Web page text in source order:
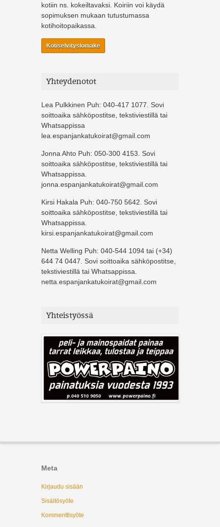
kotiin ns. kokeiltavaksi. Koiriin voi käydä
sopimuksen mukaan tutustumassa
kotihoitopaikassa.
Kotiselvityslomake
Yhteydenotot
Lea Pulkkinen Puh: 040-417 1077. Sovi
soittoaika sähköpostitse, tekstiviestillä tai
Whatsappissa
lea.espanjankatukoirat@gmail.com
Jonna Ahto Puh: 050-300 4153. Sovi
soittoaika sähköpostitse, tekstiviestillä tai
Whatsappissa.
jonna.espanjankatukoirat@gmail.com
Kirsi Hakala Puh: 040-750 5642. Sovi
soittoaika sähköpostitse, tekstiviestillä tai
Whatsappissa.
kirsi.espanjankatukoirat@gmail.com
Netta Welling Puh: 040-544 1094 tai (+34)
644 74 0447. Sovi soittoaika sähköpostitse,
tekstiviestillä tai Whatsappissa.
netta.espanjankatukoirat@gmail.com
Yhteistyössä
Meta
Kirjaudu sisään
Sisältösyöte
Kommenttisyöte